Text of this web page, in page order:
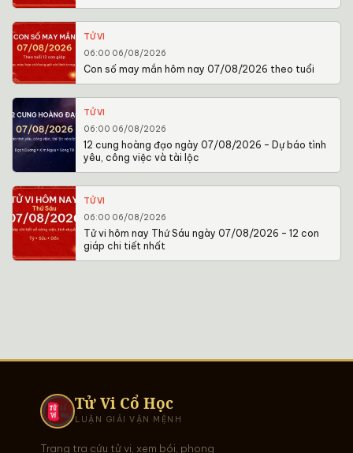
TỬ VI
06:00 06/08/2026
Con số may mắn hôm nay 07/08/2026 theo tuổi
TỬ VI
06:00 06/08/2026
12 cung hoàng đạo ngày 07/08/2026 – Dự báo tình
yêu, công việc và tài lộc
TỬ VI
06:00 06/08/2026
Tử vi hôm nay Thứ Sáu ngày 07/08/2026 – 12 con
giáp chi tiết nhất
Tử Vi Cổ Học
LUẬN GIẢI VẬN MỆNH
Trang tra cứu tử vi, xem bói, phong